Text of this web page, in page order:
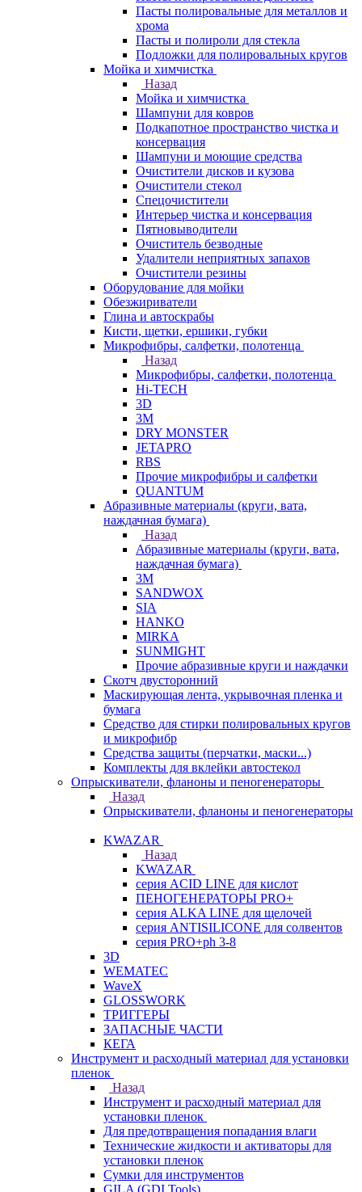
Пасты полировальные для металлов и
хрома
Пасты и полироли для стекла
Подложки для полировальных кругов
Мойка и химчистка
Назад
Мойка и химчистка
Шампуни для ковров
Подкапотное пространство чистка и
консервация
Шампуни и моющие средства
Очистители дисков и кузова
Очистители стекол
Спецочистители
Интерьер чистка и консервация
Пятновыводители
Очиститель безводные
Удалители неприятных запахов
Очистители резины
Оборудование для мойки
Обезжириватели
Глина и автоскрабы
Кисти, щетки, ершики, губки
Микрофибры, салфетки, полотенца
Назад
Микрофибры, салфетки, полотенца
Hi-TECH
3D
3М
DRY MONSTER
JETAPRO
RBS
Прочие микрофибры и салфетки
QUANTUM
Абразивные материалы (круги, вата,
наждачная бумага)
Назад
Абразивные материалы (круги, вата,
наждачная бумага)
3М
SANDWOX
SIA
HANKO
MIRKA
SUNMIGHT
Прочие абразивные круги и наждачки
Скотч двусторонний
Маскирующая лента, укрывочная пленка и
бумага
Средство для стирки полировальных кругов
и микрофибр
Средства защиты (перчатки, маски...)
Комплекты для вклейки автостекол
Опрыскиватели, фланоны и пеногенераторы
Назад
Опрыскиватели, фланоны и пеногенераторы
KWAZAR
Назад
KWAZAR
серия ACID LINE для кислот
ПЕНОГЕНЕРАТОРЫ PRO+
серия ALKA LINE для щелочей
серия ANTISILICONE для солвентов
серия PRO+ph 3-8
3D
WEMATEC
WaveX
GLOSSWORK
ТРИГГЕРЫ
ЗАПАСНЫЕ ЧАСТИ
КЕГА
Инструмент и расходный материал для установки
пленок
Назад
Инструмент и расходный материал для
установки пленок
Для предотвращения попадания влаги
Технические жидкости и активаторы для
установки пленок
Сумки для инструментов
GILA (GDI Tools)